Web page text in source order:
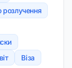
розлучення
Віза